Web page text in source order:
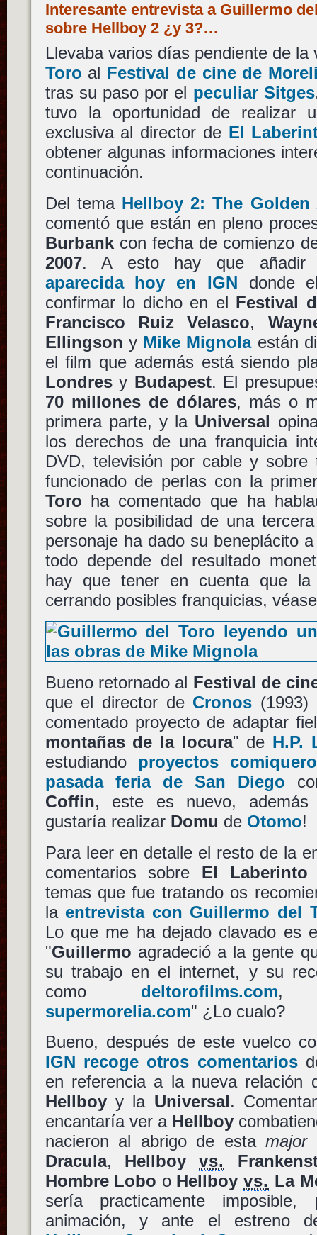
Interesante entrevista a Guillermo
sobre Hellboy 2 ¿y 3?…
Llevaba varios días pendiente de
Toro al Festival de cine de
tras su paso por el peculiar Sitges
tuvo la oportunidad de realizar
exclusiva al director de El
obtener algunas informaciones
continuación.
Del tema Hellboy 2: The Golden
comentó que están en pleno
Burbankcon fecha de comienzo
2007. A esto hay que
aparecida hoy en IGN donde
confirmar lo dicho en el Festival
Francisco Ruiz Velasco,
Ellingson y Mike Mignolaestán
el film que además está siendo
Londresy Budapest. El
70 millones de dólares, más o
primera parte, y la Universal
los derechos de una franquicia
DVD, televisión por cable y sobre
funcionado de perlas con la
Toro ha comentado que ha
sobre la posibilidad de una
personaje ha dado su beneplácito
todo depende del resultado
hay que tener en cuenta que
cerrando posibles franquicias,
Bueno retornado al Festival de
que el director de Cronos (1993)
comentado proyecto de adaptar
montañas de la locura" de H.P.
estudiando proyectos
pasada feria de San Diego
Coffin, este es nuevo,
gustaría realizar Domu de Otomo!
Para leer en detalle el resto de la
comentarios sobre El Laberinto
temas que fue tratando os
la entrevista con Guillermo del
Lo que me ha dejado clavado es
"Guillermo agradeció a la gente
su trabajo en el internet, y su
como deltorofilms.com
supermorelia.com" ¿Lo cualo?
Bueno, después de este vuelco
IGN recoge otros comentarios
en referencia a la nueva relación
Hellboyy la Universal.
encantaría ver a Hellboy
nacieron al abrigo de estamajor
Dracula, Hellboyvs.
Hombre Lobo o Hellboyvs. La
sería practicamente
animación, y ante el estreno